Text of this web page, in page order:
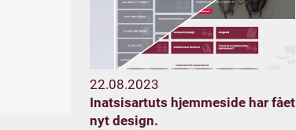
22.08.2023
Inatsisartuts hjemmeside har fået
nyt design.